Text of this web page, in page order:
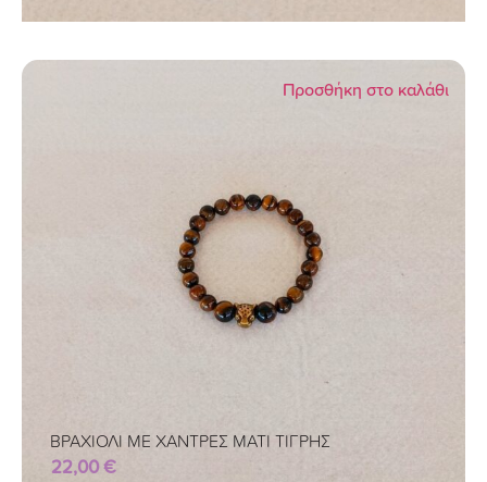
Προσθήκη στο καλάθι
ΒΡΑΧΙΟΛΙ ΜΕ ΧΑΝΤΡΕΣ ΜΑΤΙ ΤΙΓΡΗΣ
22,00€